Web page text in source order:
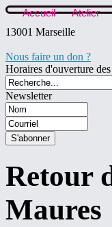
Accueil Atelier
13001 Marseille
Nous faire un don ?
Horaires d'ouverture
Newsletter
Retour
Maures